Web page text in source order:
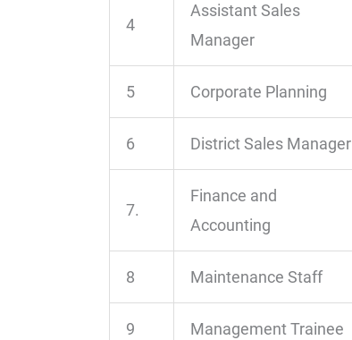
4
Assistant Sales
Manager
5 Corporate Planning
6 District Sales Manager
7.
Finance and
Accounting
8 Maintenance Staff
9 Management Trainee